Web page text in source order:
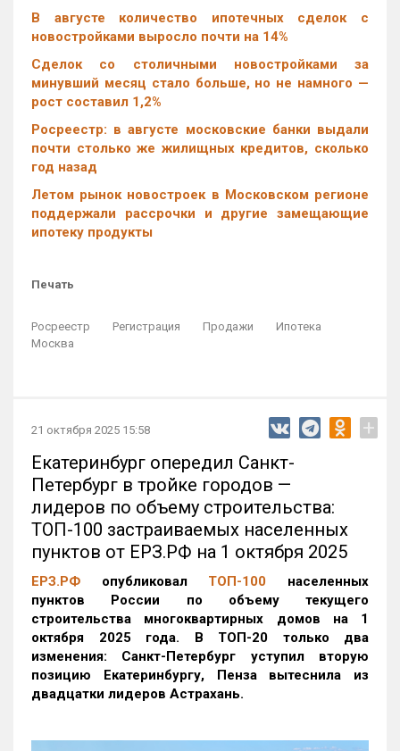
В августе количество ипотечных сделок с
новостройками выросло почти на 14%
Cделок со столичными новостройками за
минувший месяц стало больше, но не намного —
рост составил 1,2%
Росреестр: в августе московские банки выдали
почти столько же жилищных кредитов, сколько
год назад
Летом рынок новостроек в Московском регионе
поддержали рассрочки и другие замещающие
ипотеку продукты
Печать
Росреестр Регистрация Продажи
Ипотека
Москва
21 октября 2025 15:58 +
Екатеринбург опередил Санкт-
Петербург в тройке городов —
лидеров по объему строительства:
ТОП-100 застраиваемых населенных
пунктов от ЕРЗ.РФ на 1 октября 2025
ЕРЗ.РФ опубликовал ТОП-100 населенных
пунктов России по объему текущего
строительства многоквартирных домов на 1
октября 2025 года. В ТОП-20 только два
изменения: Санкт-Петербург уступил вторую
позицию Екатеринбургу, Пенза вытеснила из
двадцатки лидеров Астрахань.